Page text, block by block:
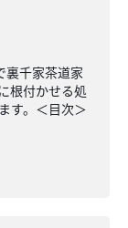
裏千家茶道家
根付かせる処
す。＜目次＞